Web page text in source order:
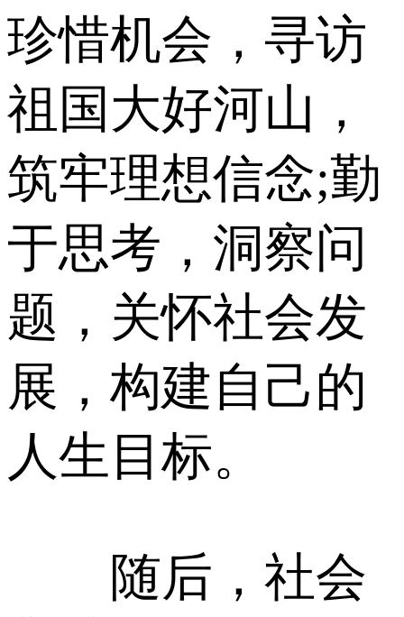
珍惜机会，寻访
祖国大好河山，
筑牢理想信念;勤
于思考，洞察问
题，关怀社会发
展，构建自己的
人生目标。
随后，社会